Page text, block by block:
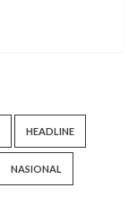
HEADLINE
NASIONAL